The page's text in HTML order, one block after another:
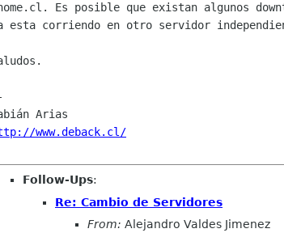
Es posible que existan algunos
esta corriendo en otro servidor
www.deback.cl/
Follow-Ups:
Re: Cambio de Servidores
From: Alejandro Valdes Jimenez